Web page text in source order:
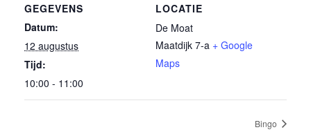
GEGEVENS
Datum:
12 augustus
Tijd:
10:00 - 11:00
LOCATIE
De Moat
Maatdijk 7-a + Google
Maps
Bingo